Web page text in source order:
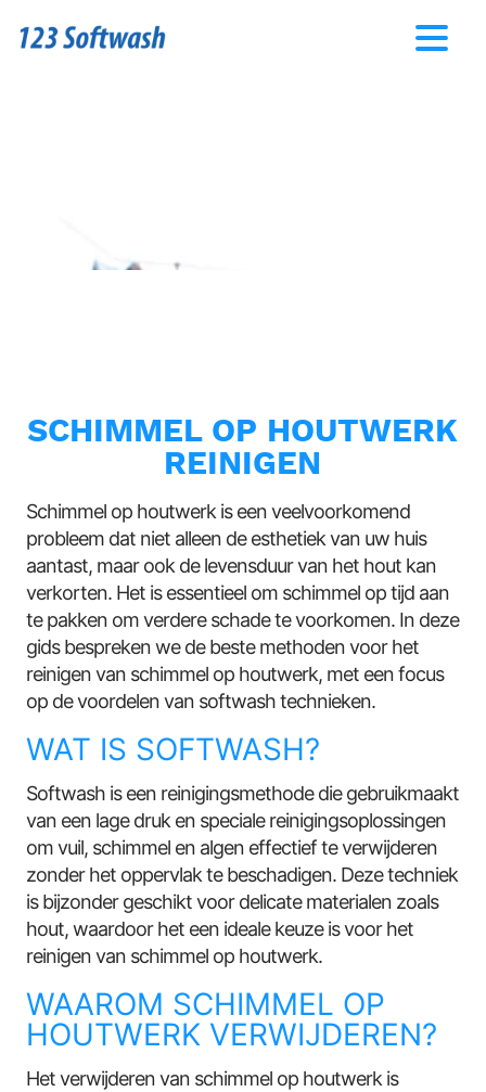
SCHIMMEL OP HOUTWERK
REINIGEN
Schimmel op houtwerk is een veelvoorkomend
probleem dat niet alleen de esthetiek van uw huis
aantast, maar ook de levensduur van het hout kan
verkorten. Het is essentieel om schimmel op tijd aan
te pakken om verdere schade te voorkomen. In deze
gids bespreken we de beste methoden voor het
reinigen van schimmel op houtwerk, met een focus
op de voordelen van softwash technieken.
WAT IS SOFTWASH?
Softwash is een reinigingsmethode die gebruikmaakt
van een lage druk en speciale reinigingsoplossingen
om vuil, schimmel en algen effectief te verwijderen
zonder het oppervlak te beschadigen. Deze techniek
is bijzonder geschikt voor delicate materialen zoals
hout, waardoor het een ideale keuze is voor het
reinigen van schimmel op houtwerk.
WAAROM SCHIMMEL OP
HOUTWERK VERWIJDEREN?
Het verwijderen van schimmel op houtwerk is